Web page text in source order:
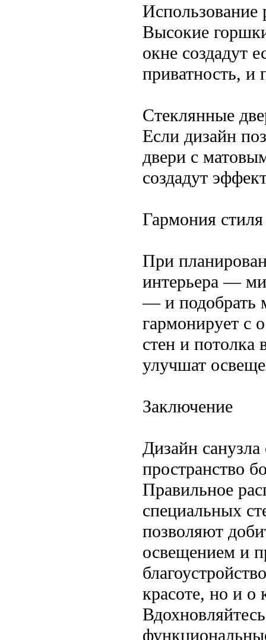
Использование
Высокие
окне создадут
приватность, и
Стеклянные
Если дизайн
двери с
создадут
Гармония
При
интерьера —
— и подобрать
гармонирует с
стен и потолка
улучшат
Заключение
Дизайн
пространство
Правильное
специальных
позволяют
освещением и
красоте, но и о